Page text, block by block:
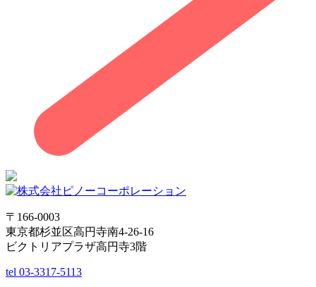
〒166-0003
東京都杉並区高円寺南4-26-16
ビクトリアプラザ高円寺3階
tel 03-3317-5113